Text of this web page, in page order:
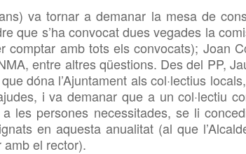
) va tornar a demanar la mesade
que s’ha convocat dues vegades la
comptar amb tots els convocats); Joan
entre altres qüestions. Des del PP,
dóna l’Ajuntament als col·lectius
i va demanar que a un col·lectiu
a les persones necessitades, se li
en aquesta anualitat (al que
amb el rector).